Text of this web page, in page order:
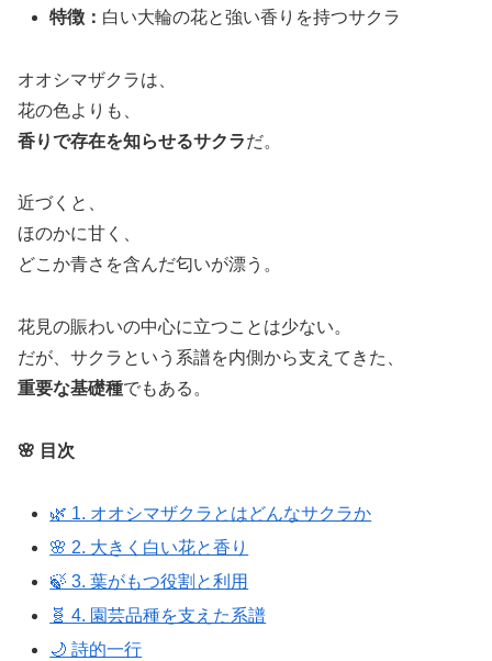
特徴： 白い大輪の花と強い香りを持つサクラ
オオシマザクラは、
花の色よりも、
香りで存在を知らせるサクラだ。
近づくと、
ほのかに甘く、
どこか青さを含んだ匂いが漂う。
花見の賑わいの中心に立つことは少ない。
だが、サクラという系譜を内側から支えてきた、
重要な基礎種でもある。
🌸 目次
🌿 1. オオシマザクラとはどんなサクラか
🌸 2. 大きく白い花と香り
🍃 3. 葉がもつ役割と利用
🧬 4. 園芸品種を支えた系譜
🌙 詩的一行